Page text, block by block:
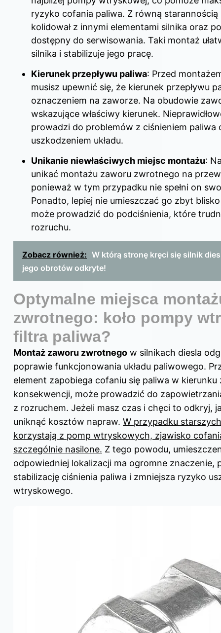
ryzyko cofania paliwa. Z równą
kolidował z innymi elementami silnika oraz
dostępny do serwisowania. Taki montaż
silnika i stabilizuje jego pracę.
Kierunek przepływu paliwa: Przed
musisz upewnić się, że kierunek przepływu
oznaczeniem na zaworze. Na obudowie
wskazujące właściwy kierunek.
prowadzi do problemów z ciśnieniem paliwa
uszkodzeniem układu.
Unikanie niewłaściwych miejsc montażu:
unikać montażu zaworu zwrotnego na
ponieważ w tym przypadku nie spełni on
Ponadto, lepiej nie umieszczać go zbyt
może prowadzić do podciśnienia, które
rozruchu.
Zobacz również: W którą stronę kręci się silnik
jego obrotów odkryte!
Optymalne miejsca
zwrotnego: koło pompy
filtra paliwa?
Montaż zaworu zwrotnego w silnikach diesla
poprawie funkcjonowania układu paliwowego.
element zapobiega cofaniu się paliwa w
konsekwencji, może prowadzić do
z rozruchem. Jeżeli masz czas i chęci to odkryj,
uniknąć kosztów napraw. W przypadku
korzystają z pomp wtryskowych, zjawisko
szczególnie nasilone. Z tego powodu,
odpowiedniej lokalizacji ma ogromne znaczenie,
stabilizację ciśnienia paliwa i zmniejsza ryzyko
wtryskowego.